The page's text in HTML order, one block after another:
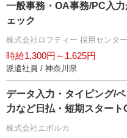
一般事務・OA事務/PC入
ェック
株式会社ロフティー 採用センター
時給1,300円～1,625円
派遣社員 / 神奈川県
データ入力・タイピング/
力など日払・短期スタート
株式会社エボルカ